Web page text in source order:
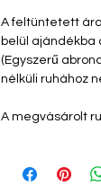
A feltüntetett
belül ajándékba
(Egyszerű
nélküli ruhához
A megvásárolt